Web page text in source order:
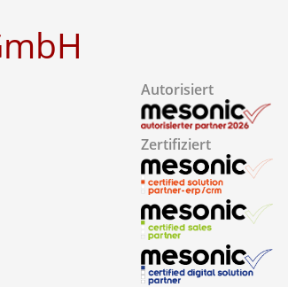
Autorisiert
Zertifiziert